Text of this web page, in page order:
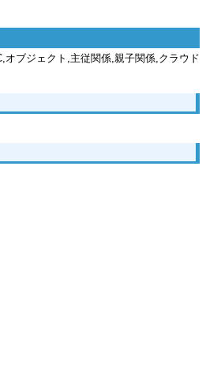
オブジェクト,主従関係,親子関係,クラウド